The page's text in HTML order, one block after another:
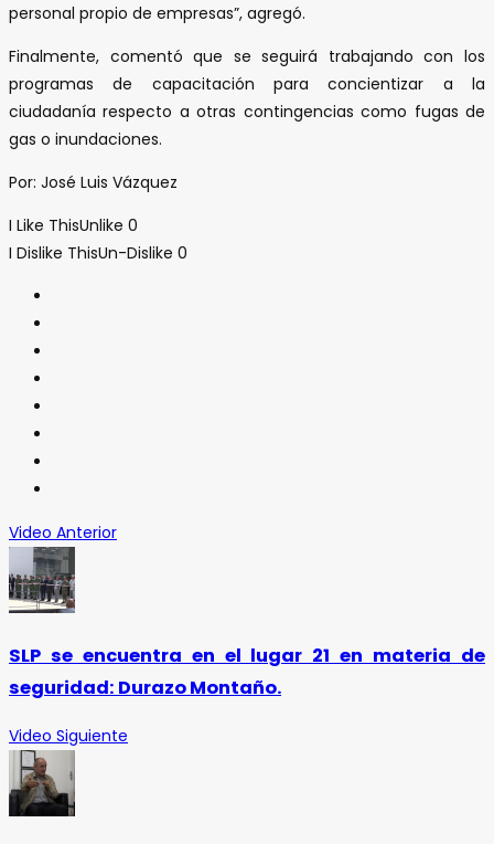
personal propio de empresas”, agregó.
Finalmente, comentó que se seguirá trabajando con los
programas de capacitación para concientizar a la
ciudadanía respecto a otras contingencias como fugas de
gas o inundaciones.
Por: José Luis Vázquez
I Like ThisUnlike 0
I Dislike ThisUn-Dislike 0
Video Anterior
SLP se encuentra en el lugar 21 en materia de
seguridad: Durazo Montaño.
Video Siguiente